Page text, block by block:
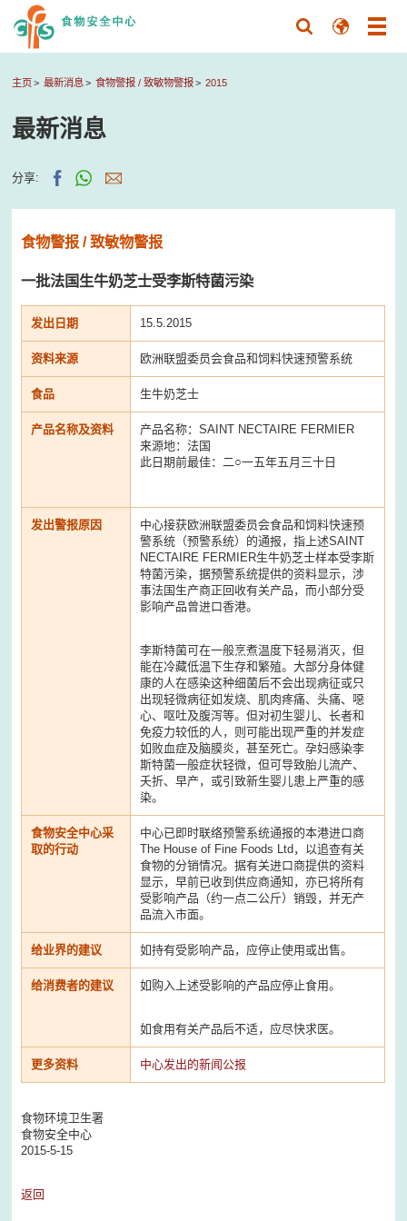
主页 最新消息 食物警报 / 致敏物警报 2015
最新消息
分享:
食物警报 / 致敏物警报
一批法国生牛奶芝士受李斯特菌污染
发出日期 15.5.2015
资料来源 欧洲联盟委员会食品和饲料快速预警系统
食品 生牛奶芝士
产品名称及资料
产品名称：SAINT NECTAIRE FERMIER
来源地：法国
此日期前最佳：二○一五年五月三十日
发出警报原因
中心接获欧洲联盟委员会食品和饲料快速预
警系统（预警系统）的通报，指上述SAINT
NECTAIRE FERMIER生牛奶芝士样本受李斯
特菌污染，据预警系统提供的资料显示，涉
事法国生产商正回收有关产品，而小部分受
影响产品曾进口香港。
李斯特菌可在一般烹煮温度下轻易消灭，但
能在冷藏低温下生存和繁殖。大部分身体健
康的人在感染这种细菌后不会出现病征或只
出现轻微病征如发烧、肌肉疼痛、头痛、噁
心、呕吐及腹泻等。但对初生婴儿、长者和
免疫力较低的人，则可能出现严重的并发症
如败血症及脑膜炎，甚至死亡。孕妇感染李
斯特菌一般症状轻微，但可导致胎儿流产、
夭折、早产，或引致新生婴儿患上严重的感
染。
食物安全中心采
取的行动
中心已即时联络预警系统通报的本港进口商
The House of Fine Foods Ltd，以追查有关
食物的分销情况。据有关进口商提供的资料
显示，早前已收到供应商通知，亦已将所有
受影响产品（约一点二公斤）销毁，并无产
品流入市面。
给业界的建议 如持有受影响产品，应停止使用或出售。
给消费者的建议 如购入上述受影响的产品应停止食用。
如食用有关产品后不适，应尽快求医。
更多资料 中心发出的新闻公报
食物环境卫生署
食物安全中心
2015-5-15
返回